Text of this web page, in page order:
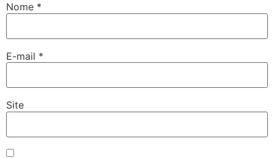
Nome *
E-mail *
Site